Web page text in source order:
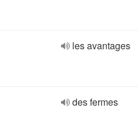
les avantages
des fermes